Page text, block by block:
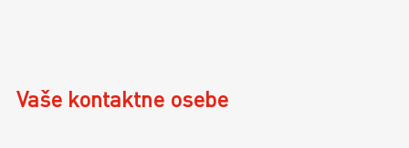
Vaše kontaktne osebe